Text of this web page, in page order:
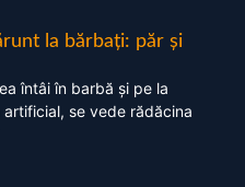
la bărbați: păr și
întâi în barbă și pe la
se vede rădăcina